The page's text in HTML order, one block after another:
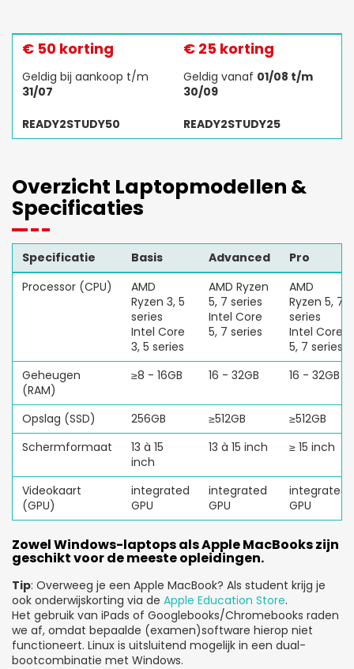
€ 50 korting
Geldig bij aankoop t/m
31/07
READY2STUDY50
€ 25 korting
Geldig vanaf 01/08 t/m
30/09
READY2STUDY25
Overzicht Laptopmodellen &
Specificaties
Specificatie Basis Advanced
Pro
Processor (CPU)
AMD
Ryzen 3, 5
series
Intel Core
3, 5 series
AMD Ryzen
5, 7 series
Intel Core
5, 7 series
AMD
Ryzen 5, 7
series
Intel Core
5, 7 series
Geheugen
(RAM)
≥8 - 16GB 16 - 32GB 16 - 32GB
Opslag (SSD) 256GB ≥512GB
≥512GB
Schermformaat
13 à 15
inch
13 à 15 inch ≥ 15 inch
Videokaart
(GPU)
integrated
GPU
integrated
GPU
integrated
GPU
Zowel Windows-laptops als Apple MacBooks zijn
geschikt voor de meeste opleidingen.
Tip: Overweeg je een Apple MacBook? Als student krijg je
ook onderwijskorting via de Apple Education Store.
Het gebruik van iPads of Googlebooks/Chromebooks raden
we af, omdat bepaalde (examen)software hierop niet
functioneert. Linux is uitsluitend mogelijk in een dual-
bootcombinatie met Windows.